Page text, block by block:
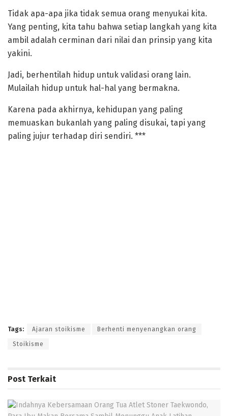
Tidak apa-apa jika tidak semua orang menyukai kita.
Yang penting, kita tahu bahwa setiap langkah yang kita
ambil adalah cerminan dari nilai dan prinsip yang kita
yakini.
‎Jadi, berhentilah hidup untuk validasi orang lain.
Mulailah hidup untuk hal-hal yang bermakna.
Karena pada akhirnya, kehidupan yang paling
memuaskan bukanlah yang paling disukai, tapi yang
paling jujur terhadap diri sendiri. ***
Tags: Ajaran stoikisme Berhenti menyenangkan orang
Stoikisme
Post Terkait